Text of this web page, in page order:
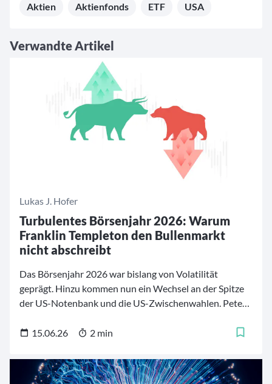
Aktien Aktienfonds ETF USA
Verwandte Artikel
Lukas J. Hofer
Turbulentes Börsenjahr 2026: Warum
Franklin Templeton den Bullenmarkt
nicht abschreibt
Das Börsenjahr 2026 war bislang von Volatilität
geprägt. Hinzu kommen nun ein Wechsel an der Spitze
der US-Notenbank und die US-Zwischenwahlen. Peter
(Euro) Fund, bleibt dennoch optimistisch und erklärt,
15.06.26 2 min